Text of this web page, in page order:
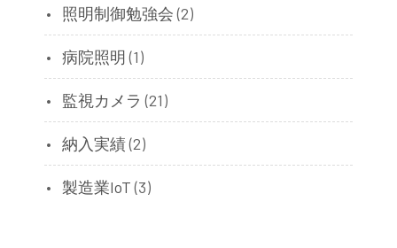
照明制御勉強会(2)
病院照明(1)
監視カメラ (21)
納入実績(2)
製造業IoT(3)